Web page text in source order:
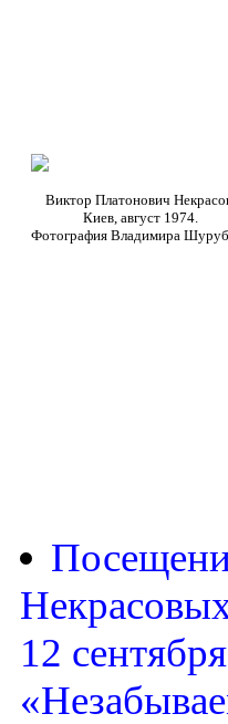
Виктор Платонович
Киев, август 1974.
Фотография Владимира
12